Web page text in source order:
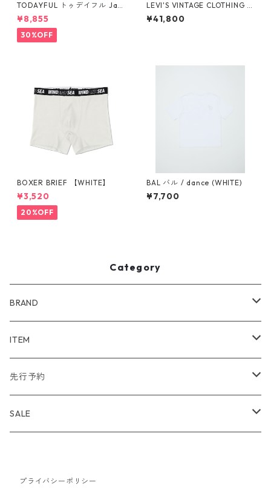
TODAYFUL トゥデイフル Jac
quard Sheer Tanktop 125106
01
¥8,855
30%OFF
LEVI'S VINTAGE CLOTHING 1
922 501XX RIGID A441000
03 リジッド セルビッジデニ
¥41,800
BOXER BRIEF 【WHITE】
¥3,520
20%OFF
BAL バル / dance (WHITE)
¥7,700
Category
BRAND
WIND AND SEA
アウター
トップス
バッグ
NAISSANCE
アウター
ボトムス
bal
トップス
アウター
ITEM
アウター
トップス
先行予約
TODAYFUL 2020 SUMMER
SALE
プライバシーポリシー